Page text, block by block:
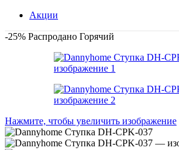
Акции
-25% Распродано Горячий
Нажмите, чтобы увеличить изображение